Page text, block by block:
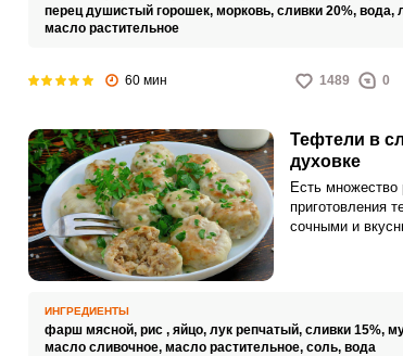
перец душистый горошек, морковь, сливки 20%, вода,
масло растительное
60 мин 1489 0
Тефтели в
духовке
Есть множество
приготовления
сочными и
ИНГРЕДИЕНТЫ
фарш мясной, рис , яйцо, лук репчатый, сливки 15%,
масло сливочное, масло растительное, соль, вода